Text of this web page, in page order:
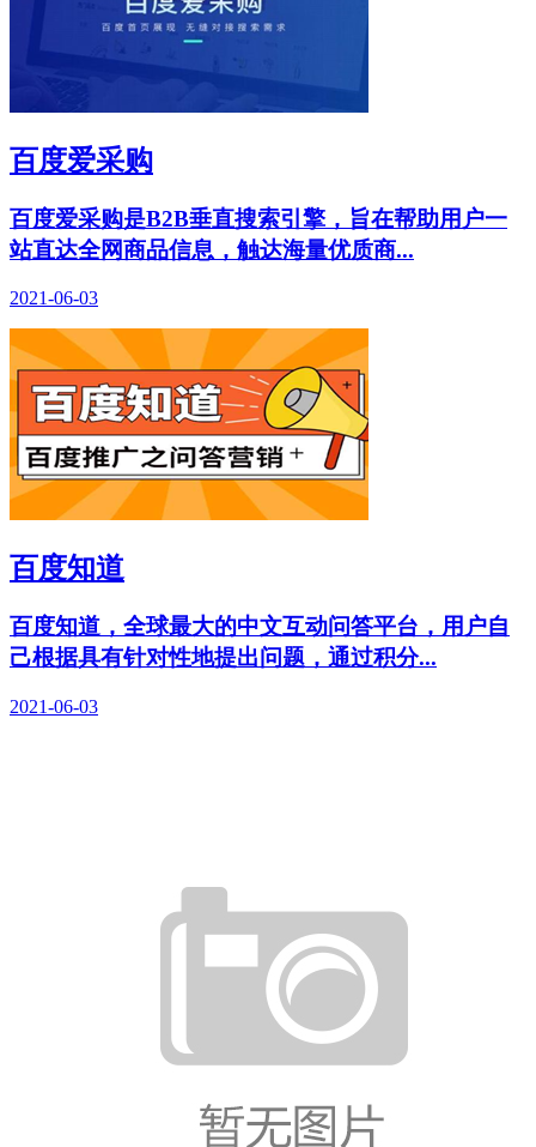
百度爱采购
百度爱采购是B2B垂直搜索引擎，旨在帮助用户一
站直达全网商品信息，触达海量优质商...
2021-06-03
百度知道
百度知道，全球最大的中文互动问答平台，用户自
己根据具有针对性地提出问题，通过积分...
2021-06-03